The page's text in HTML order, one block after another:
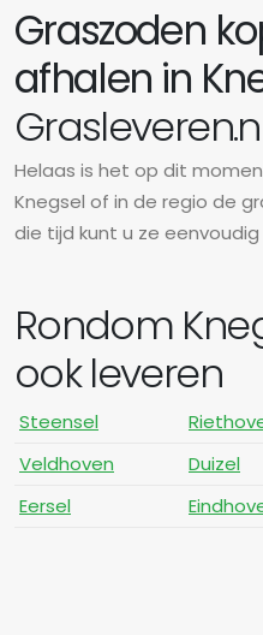
Graszoden
afhalen in
Helaas is het op dit
Knegsel of in de regio de
die tijd kunt u ze eenvoudig
Rondom
ook leveren
Steensel
Veldhoven
Duizel
Eersel